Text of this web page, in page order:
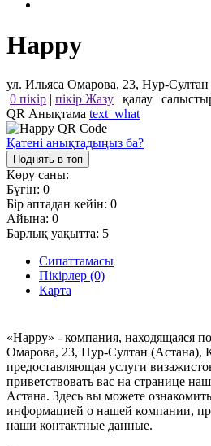
Happy
ул. Ильяса Омарова, 23, Нур-Султан
0 пікір | пікір Жазу | қалау |
QR Анықтама text_what
Қатені анықтадыңыз ба?
Поднять в топ
Көру саны:
Бүгін: 0
Бір аптадан кейін: 0
Айына: 0
Барлық уақытта: 5
Сипаттамасы
Пікірлер (0)
Карта
«Happy» - компания, находящаяся
Омарова, 23, Нур-Султан (Астана),
предоставляющая услуги
приветствовать вас на странице
Астана. Здесь вы можете
информацией о нашей компании,
наши контактные данные.